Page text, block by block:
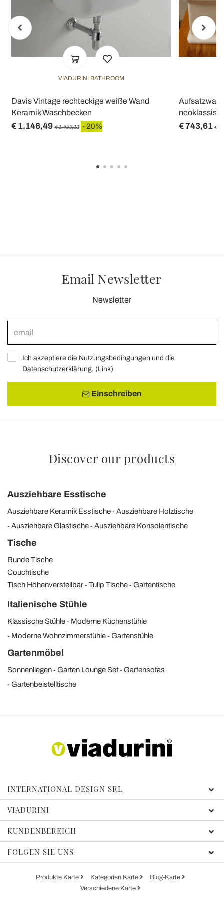
VIADURINI BATHROOM
Davis Vintage rechteckige weiße Wand
Keramik Waschbecken
€ 1.146,49 € 1.433,11 - 20% € 743,61 €
Email Newsletter
Newsletter
Ich akzeptiere die Nutzungsbedingungen und die
Datenschutzerklärung. (Link)
Einschreiben
Discover our products
Ausziehbare Esstische
Ausziehbare Keramik Esstische
Ausziehbare Holztische
Ausziehbare Glastische
Ausziehbare Konsolentische
Tische
Runde Tische
Couchtische
Tisch Höhenverstellbar
Tulip Tische Gartentische
Italienische Stühle
Klassische Stühle
Moderne Küchenstühle
Moderne Wohnzimmerstühle
Gartenstühle
Gartenmöbel
Sonnenliegen Garten Lounge Set
Gartensofas
Gartenbeistelltische
INTERNATIONAL DESIGN SRL
VIADURINI
KUNDENBEREICH
FOLGEN SIE UNS
Produkte Karte Kategorien Karte
Blog-Karte
Verschiedene Karte